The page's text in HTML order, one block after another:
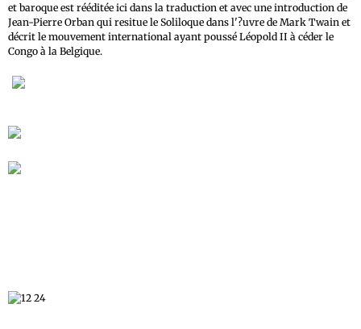
et baroque est rééditée ici dans la traduction et avec une introduction de
Jean-Pierre Orban qui resitue le Soliloque dans l'?uvre de Mark Twain et
décrit le mouvement international ayant poussé Léopold II à céder le
Congo à la Belgique.